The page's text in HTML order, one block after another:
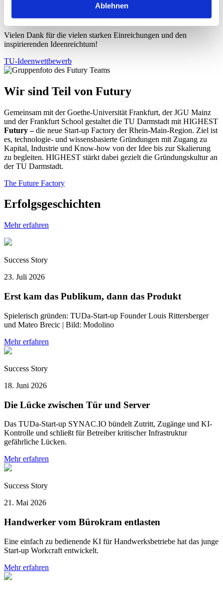
Ablehnen
INNODAY
Finalist:innen die Bühne für ihre Innovationen.
Vielen Dank für die vielen starken Einreichungen und den
inspirierenden Ideenreichtum!
TU-Ideenwettbewerb
Wir sind Teil von Futury
Gemeinsam mit der Goethe-Universität Frankfurt, der JGU Mainz
und der Frankfurt School gestaltet die TU Darmstadt mit HIGHEST
Futury –die neue Start-up Factory der Rhein-Main-Region. Ziel ist
es, technologie- und wissensbasierte Gründungen mit Zugang zu
Kapital, Industrie und Know-how von der Idee bis zur Skalierung
zu begleiten. HIGHEST stärkt dabei gezielt die Gründungskultur an
der TU Darmstadt.
The Future Factory
Erfolgsgeschichten
Mehr erfahren
Success Story
23. Juli 2026
Erst kam das Publikum, dann das Produkt
Spielerisch gründen: TUDa-Start-up Founder Louis Rittersberger
und Mateo Brecic | Bild: Modolino
Mehr erfahren
Success Story
18. Juni 2026
Die Lücke zwischen Tür und Server
Das TUDa-Start-up SYNAC.IO bündelt Zutritt, Zugänge und KI-
Kontrolle und schließt für Betreiber kritischer Infrastruktur
gefährliche Lücken.
Mehr erfahren
Success Story
21. Mai 2026
Handwerker vom Bürokram entlasten
Eine einfach zu bedienende KI für Handwerksbetriebe hat das junge
Start-up Workcraft entwickelt.
Mehr erfahren